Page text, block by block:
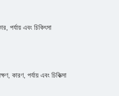
পর্যায় এবং চিকিৎসা
কারণ, পর্যায় এবং চিকিত্সা